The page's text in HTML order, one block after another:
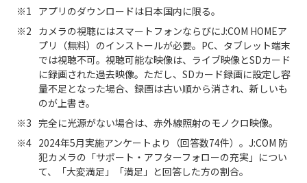
アプリのダウンロードは日本国内に限る。
カメラの視聴にはスマートフォンならびにJ:COM HOMEア
プリ（無料）のインストールが必要。PC、タブレット端末
では視聴不可。視聴可能な映像は、ライブ映像とSDカード
に録画された過去映像。ただし、SDカード録画に設定し容
量不足となった場合、録画は古い順から消され、新しいも
のが上書き。
完全に光源がない場合は、赤外線照射のモノクロ映像。
2024年5月実施アンケートより（回答数74件）。J:COM 防
犯カメラの「サポート・アフターフォローの充実」につい
て、「大変満足」「満足」と回答した方の割合。